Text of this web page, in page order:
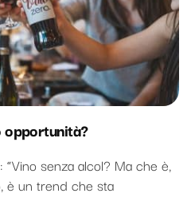
opportunità?
senza alcol? Ma che è,
è un trend che sta